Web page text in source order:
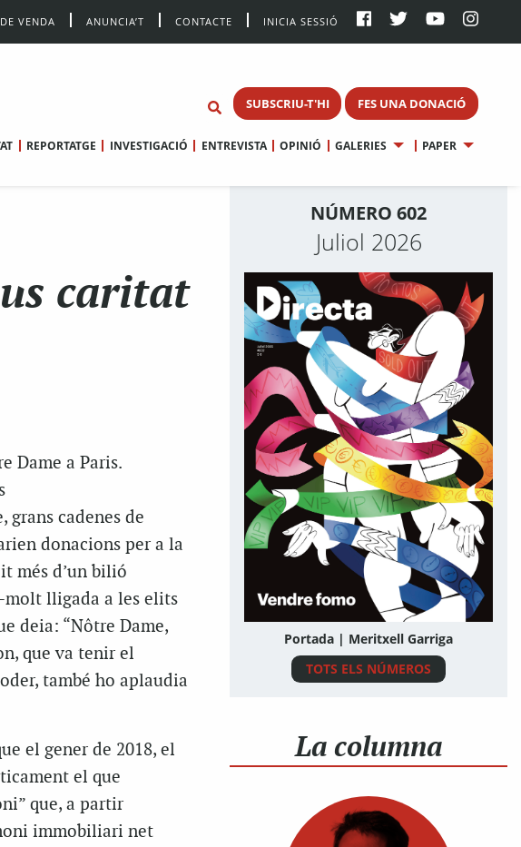
VENDA ANUNCIA’T CONTACTE INICIA SESSIÓ
SUBSCRIU-T'HI FES UNA DONACIÓ
REPORTATGE INVESTIGACIÓ ENTREVISTA OPINIÓ GALERIES PAPER
caritat
Dame a Paris.
grans cadenes de
donacions per a la
més d’un bilió
molt lligada a les elits
deia: “Nôtre Dame,
, que va tenir el
també ho aplaudia
el gener de 2018, el
el que
que, a partir
immobiliari net
NÚMERO 602
Juliol 2026
Portada | Meritxell Garriga
TOTS ELS NÚMEROS
La columna